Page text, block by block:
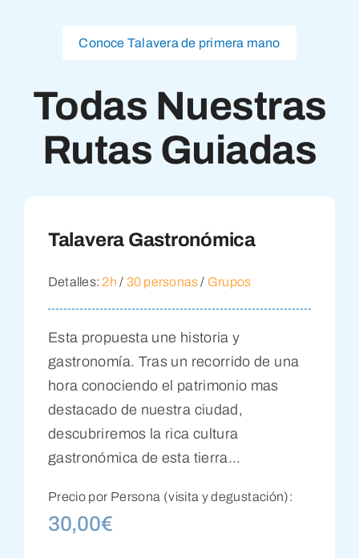
Conoce Talavera de primera mano
Todas Nuestras
Rutas Guiadas
Talavera Gastronómica
Detalles: 2h / 30 personas/ Grupos
Esta propuesta une historia y
gastronomía. Tras un recorrido de una
hora conociendo el patrimonio mas
destacado de nuestra ciudad,
descubriremos la rica cultura
gastronómica de esta tierra...
Precio por Persona (visita y degustación):
30,00€